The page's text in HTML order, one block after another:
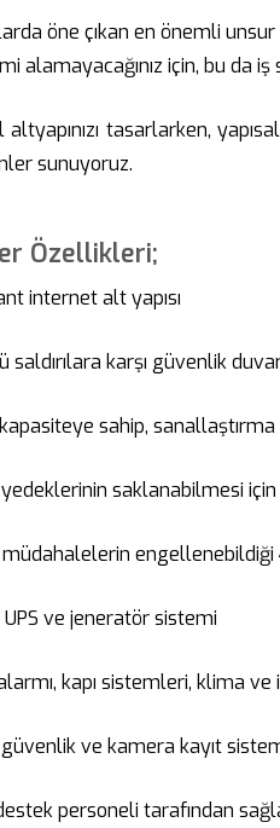
öne çıkan en önemli
alamayacağınız için, bu da
altyapınızı tasarlarken,
sunuyoruz.
Özellikleri;
internet alt yapısı
saldırılara karşı güvenlik
sahip,
saklanabilmesi
engellenebildiği
UPS ve jeneratör sistemi
kapı sistemleri, klima
ve kamera kayıt
personeli tarafından